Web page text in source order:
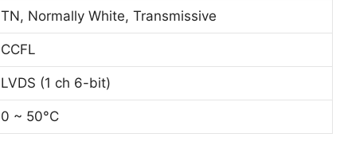
TN, Normally White, Transmissive
CCFL
LVDS (1 ch 6-bit)
0 ~ 50°C